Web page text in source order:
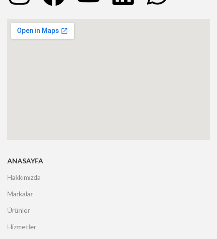
ANASAYFA
Hakkımızda
Markalar
Ürünler
Hizmetler